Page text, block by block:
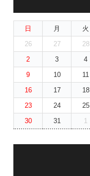
日 月 火
26
27 28
2
3 4
9
10 11
16
17 18
23
24 25
30
31 1